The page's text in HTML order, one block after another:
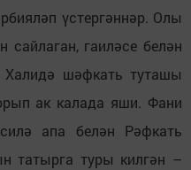
үстергәннәр. Олы
гаиләсе белән
шәфкать туташы
ак калада яши. Фани
апа белән Рәфкать
татырга туры килгән –